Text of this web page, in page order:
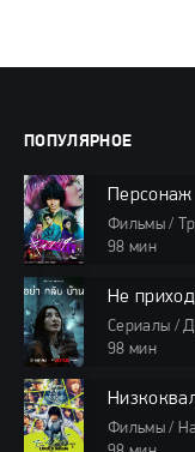
ПОПУЛЯРНОЕ
Персонаж
Фильмы /
98 мин
Не
Сериалы /
98 мин
Фильмы /